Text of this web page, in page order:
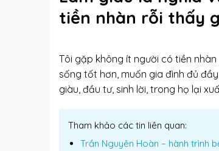
tiền nhàn rỗi thấy
Tôi gặp không ít người có tiền
sống tốt hơn, muốn gia đình đủ
giàu, đầu tư, sinh lời, trong họ lại
Tham khảo các tin liên quan:
Trần Nguyên Hoàn – hành trình